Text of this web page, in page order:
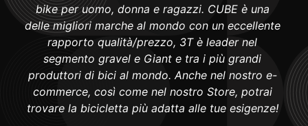
bike per uomo, donna e ragazzi. CUBE è una
delle migliori marche al mondo con un eccellente
rapporto qualità/prezzo, 3T è leader nel
segmento gravel e Giant e tra i più grandi
produttori di bici al mondo. Anche nel nostro e-
commerce, così come nel nostro Store, potrai
trovare la bicicletta più adatta alle tue esigenze!